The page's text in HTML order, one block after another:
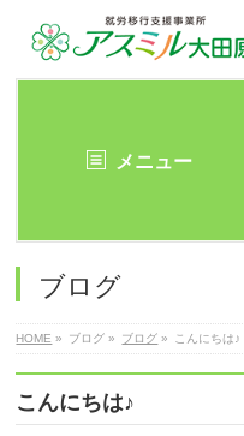
メニュー
ブログ
HOME » ブログ » ブログ » こんにちは♪
こんにちは♪